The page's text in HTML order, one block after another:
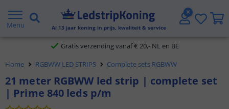
Menu Al 13 jaar koning in prijs, kwaliteit & service
5 jaar garantie
Gratis verzending vanaf € 20,- NL en BE
Klantbeoordeling 9.1
Voor 23:45 uur besteld,
Home RGBWW LED STRIPS Complete sets RGBWW
21 meter RGBWW led strip | complete set
| Prime 840 leds p/m